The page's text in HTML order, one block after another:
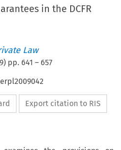
in the DCFR
Law
) pp. 641 – 657
Export citation to RIS